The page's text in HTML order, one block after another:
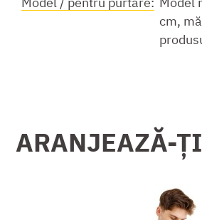
cm,
ARANJEAZĂ-